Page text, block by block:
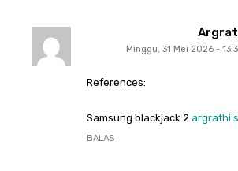
Minggu, 31 Mei 2026 -
References:
Samsung blackjack 2
BALAS